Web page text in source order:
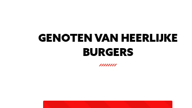
GENOTEN VAN HEERLIJKE
BURGERS